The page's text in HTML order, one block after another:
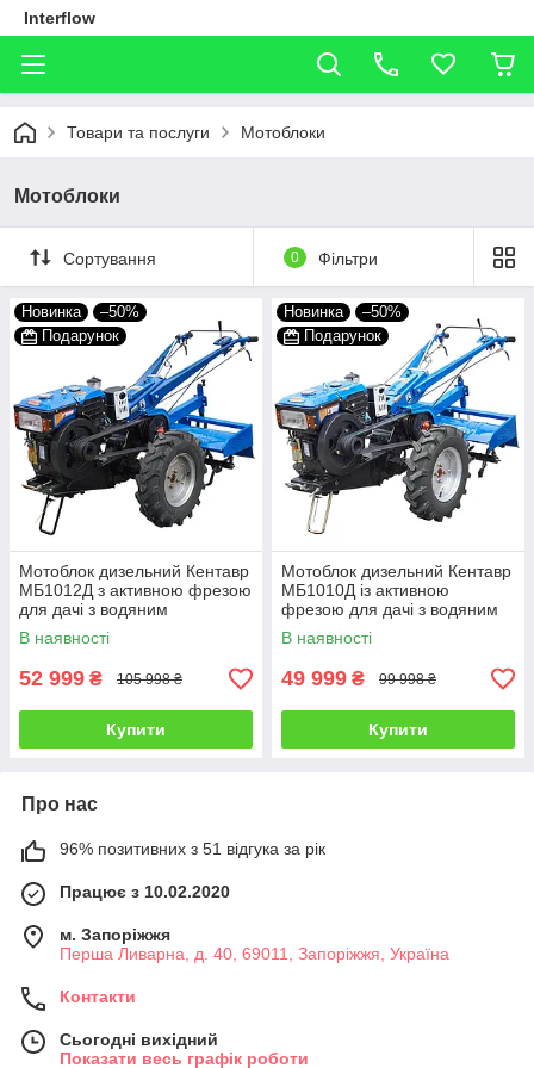
Interflow
Товари та послуги Мотоблоки
Мотоблоки
Сортування 0 Фільтри
Новинка
–50%
Подарунок
Мотоблок дизельний Кентавр
МБ1012Д з активною фрезою
для дачі з водяним
охолодженням 12 к.с.
В наявності
52 999 ₴ 105 998 ₴
Купити
Новинка
–50%
Подарунок
Мотоблок дизельний Кентавр
МБ1010Д із активною
фрезою для дачі з водяним
охолодженням 10 к.с.
В наявності
49 999 ₴ 99 998 ₴
Купити
Про нас
96% позитивних з 51 відгука за рік
Працює з 10.02.2020
м. Запоріжжя
Перша Ливарна, д. 40, 69011, Запоріжжя, Україна
Контакти
Сьогодні вихідний
Показати весь графік роботи